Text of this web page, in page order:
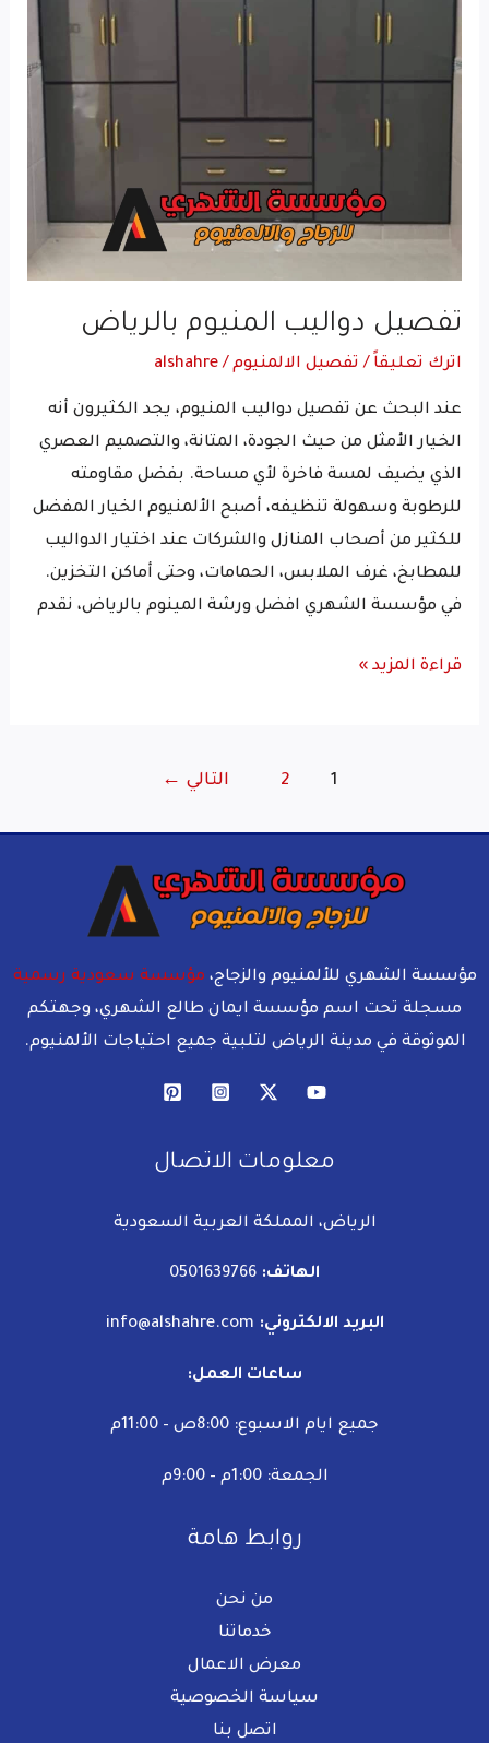
تفصيل دواليب المنيوم​ بالرياض
اترك تعليقاً / تفصيل الالمنيوم /
alshahre
عند البحث عن تفصيل دواليب المنيوم، يجد الكثيرون أنه
الخيار الأمثل من حيث الجودة، المتانة، والتصميم العصري
الذي يضيف لمسة فاخرة لأي مساحة. بفضل مقاومته
للرطوبة وسهولة تنظيفه، أصبح الألمنيوم الخيار المفضل
للكثير من أصحاب المنازل والشركات عند اختيار الدواليب
للمطابخ، غرف الملابس، الحمامات، وحتى أماكن التخزين.
في مؤسسة الشهري افضل ورشة المينوم بالرياض، نقدم
قراءة المزيد »
1
2 التالي ←
مؤسسة الشهري للألمنيوم والزجاج، مؤسسة سعودية رسمية
مسجلة تحت اسم مؤسسة ايمان طالع الشهري، وجهتكم
الموثوقة في مدينة الرياض لتلبية جميع احتياجات الألمنيوم.
معلومات الاتصال
الرياض، المملكة العربية السعودية
الهاتف:
البريد الالكتروني: info@alshahre.com
ساعات العمل:
جميع ايام الاسبوع: 8:00ص – 11:00م
الجمعة: 1:00م – 9:00م
روابط هامة
من نحن
خدماتنا
معرض الاعمال
سياسة الخصوصية
اتصل بنا